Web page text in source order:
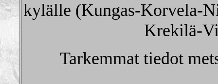
kylälle (Kungas-Korvela-
Krekilä-
Tarkemmat tiedot